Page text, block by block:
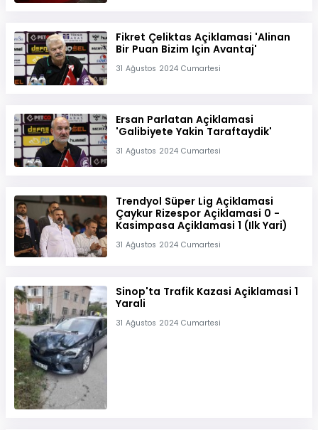
Fikret Çeliktas Açiklamasi 'Alinan
Bir Puan Bizim Için Avantaj'
31 Ağustos 2024 Cumartesi
Ersan Parlatan Açiklamasi
'Galibiyete Yakin Taraftaydik'
31 Ağustos 2024 Cumartesi
Trendyol Süper Lig Açiklamasi
Çaykur Rizespor Açiklamasi 0 -
Kasimpasa Açiklamasi 1 (Ilk Yari)
31 Ağustos 2024 Cumartesi
Sinop'ta Trafik Kazasi Açiklamasi 1
Yarali
31 Ağustos 2024 Cumartesi